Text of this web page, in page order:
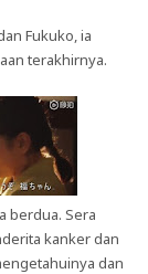
Fukuko, ia
terakhirnya.
berdua. Sera
kanker dan
dan